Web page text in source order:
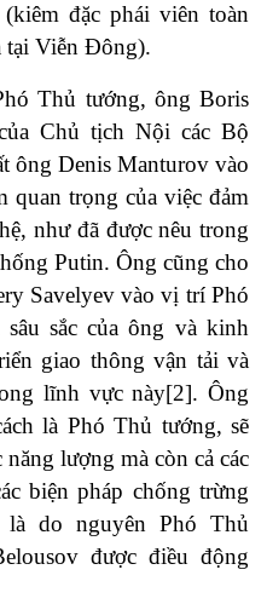
đặc phái viên toàn
tại Viễn Đông).
Thủ tướng, ông Boris
Chủ tịch Nội các Bộ
ông Denis Manturov vào
trọng của việc đảm
như đã được nêu trong
Putin. Ông cũng cho
Savelyev vào vị trí Phó
sắc của ông và kinh
giao thông vận tải và
lĩnh vực này[2]. Ông
là Phó Thủ tướng, sẽ
lượng mà còn cả các
biện pháp chống trừng
là do nguyên Phó Thủ
được điều động